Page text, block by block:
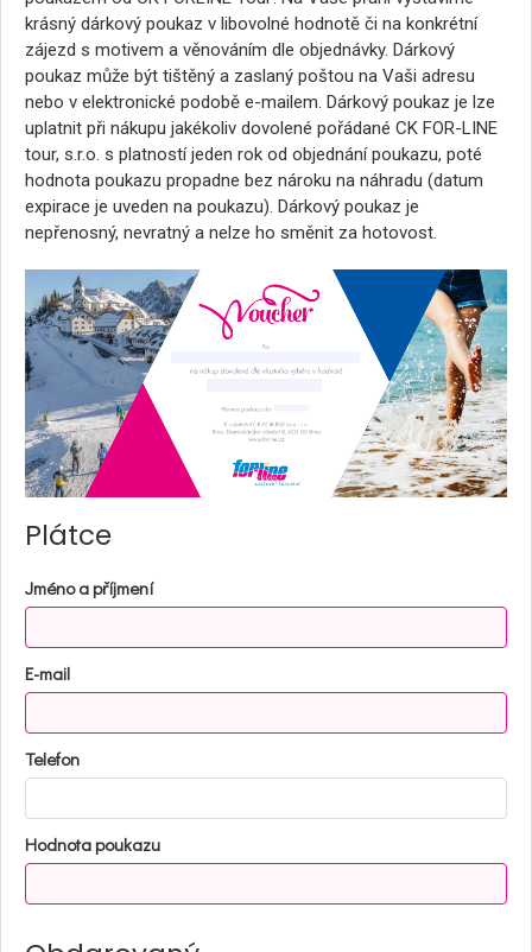
krásný dárkový poukaz v libovolné hodnotě či na konkrétní
zájezd s motivem a věnováním dle objednávky. Dárkový
poukaz může být tištěný a zaslaný poštou na Vaši adresu
nebo v elektronické podobě e-mailem. Dárkový poukaz je lze
uplatnit při nákupu jakékoliv dovolené pořádané CK FOR-LINE
tour, s.r.o. s platností jeden rok od objednání poukazu, poté
hodnota poukazu propadne bez nároku na náhradu (datum
expirace je uveden na poukazu). Dárkový poukaz je
nepřenosný, nevratný a nelze ho směnit za hotovost.
Plátce
Jméno a příjmení
E-mail
Telefon
Hodnota poukazu